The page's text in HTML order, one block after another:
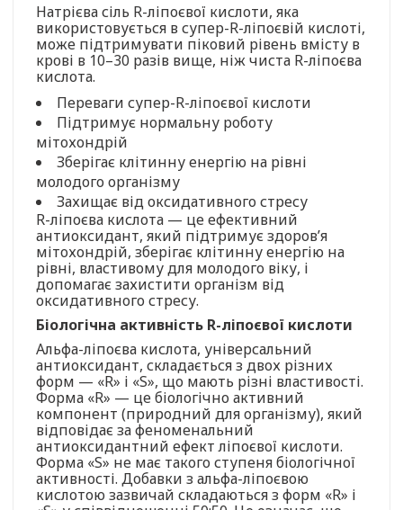
Натрієва сіль R-ліпоєвої кислоти, яка
використовується в супер-R-ліпоєвій кислоті,
може підтримувати піковий рівень вмісту в
крові в 10–30 разів вище, ніж чиста R-ліпоєва
кислота.
Переваги супер-R-ліпоєвої кислоти
Підтримує нормальну роботу
мітохондрій
Зберігає клітинну енергію на рівні
молодого організму
Захищає від оксидативного стресу
R-ліпоєва кислота — це ефективний
антиоксидант, який підтримує здоров’я
мітохондрій, зберігає клітинну енергію на
рівні, властивому для молодого віку, і
допомагає захистити організм від
оксидативного стресу.
Біологічна активність R-ліпоєвої кислоти
Альфа-ліпоєва кислота, універсальний
антиоксидант, складається з двох різних
форм — «R» і «S», що мають різні властивості.
Форма «R» — це біологічно активний
компонент (природний для організму), який
відповідає за феноменальний
антиоксидантний ефект ліпоєвої кислоти.
Форма «S» не має такого ступеня біологічної
активності. Добавки з альфа-ліпоєвою
кислотою зазвичай складаються з форм «R» і